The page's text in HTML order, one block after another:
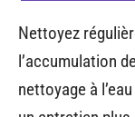
Nettoyez
l’accumulation
nettoyage à